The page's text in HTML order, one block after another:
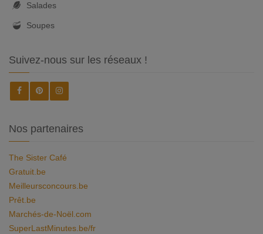
Salades
Soupes
Suivez-nous sur les réseaux !
Nos partenaires
The Sister Café
Gratuit.be
Meilleursconcours.be
Prêt.be
Marchés-de-Noël.com
SuperLastMinutes.be/fr